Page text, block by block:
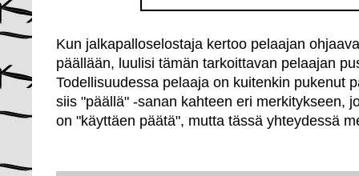
Kun jalkapalloselostaja kertoo pelaajan
päällään, luulisi tämän tarkoittavan pelaajan
Todellisuudessa pelaaja on kuitenkin pukenut
siis "päällä" -sanan kahteen eri merkitykseen,
on "käyttäen päätä", mutta tässä yhteydessä